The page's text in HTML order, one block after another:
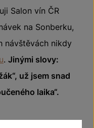
Salon vín ČR
na Sonberku,
návštěvách nikdy
. Jinými slovy:
už jsem snad
laika“.